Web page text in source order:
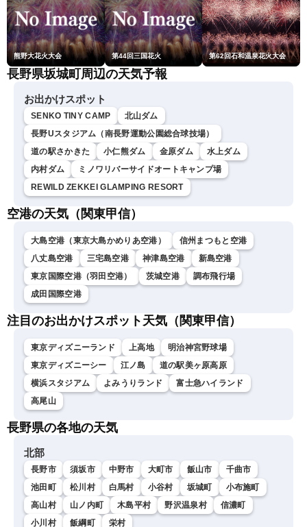
熊野大花火大会 第44回三国花火 第62回石和温泉花火大会
長野県坂城町周辺の天気予報
お出かけスポット
SENKO TINY CAMP
北山ダム
長野Uスタジアム（南長野運動公園総合球技場）
道の駅さかきた
小仁熊ダム 金原ダム
水上ダム
内村ダム
ミノワリバーサイドオートキャンプ場
REWILD ZEKKEI GLAMPING RESORT
空港の天気（関東甲信）
大島空港（東京大島かめりあ空港）
信州まつもと空港
八丈島空港
三宅島空港 神津島空港
新島空港
東京国際空港（羽田空港）
茨城空港
調布飛行場
成田国際空港
注目のお出かけスポット天気（関東甲信）
東京ディズニーランド 上高地
明治神宮野球場
東京ディズニーシー
江ノ島
道の駅美ヶ原高原
横浜スタジアム
よみうりランド
富士急ハイランド
高尾山
長野県の各地の天気
北部
長野市 須坂市 中野市 大町市 飯山市
千曲市
池田町
松川村 白馬村 小谷村 坂城町
小布施町
高山村
山ノ内町 木島平村 野沢温泉村
信濃町
小川村
飯綱町 栄村